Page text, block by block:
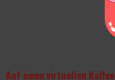
Auf einen virtuellen Kaffee